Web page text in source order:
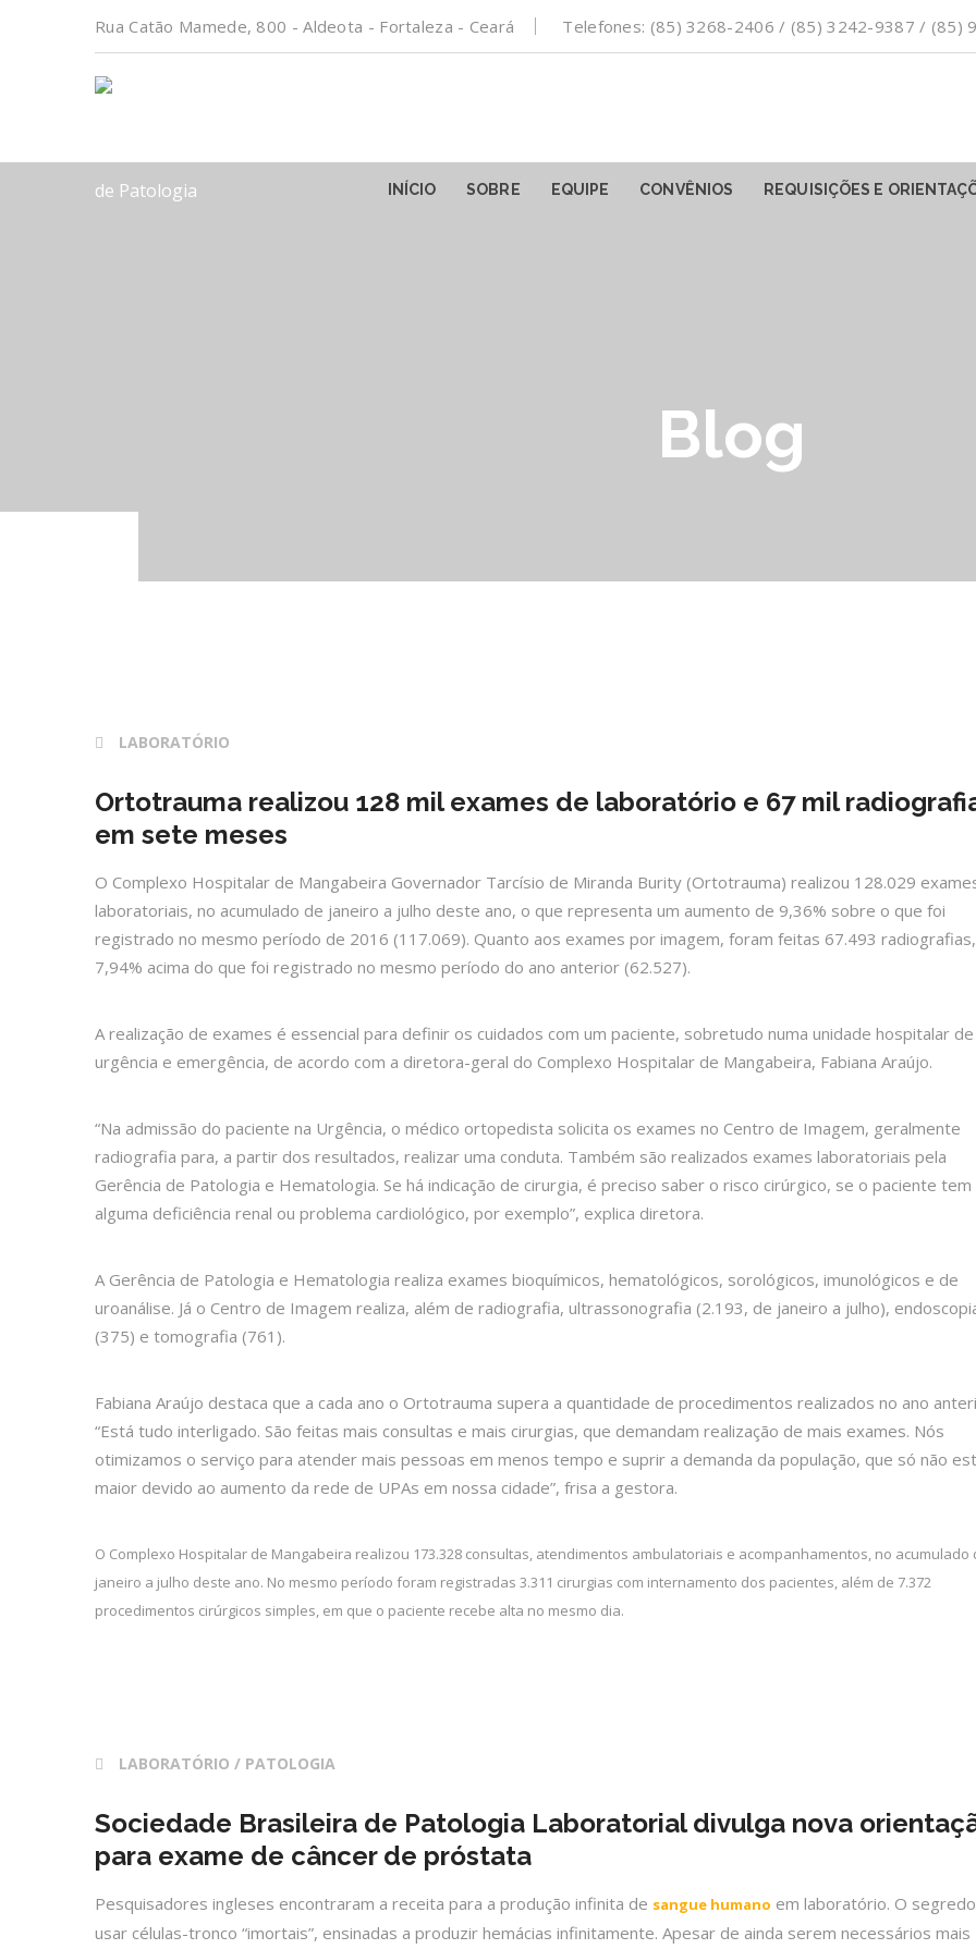
Rua Catão Mamede, 800 - Aldeota - Fortaleza - Ceará Telefones: (85) 3268-2406 / (85) 3242-9387 / (85)
INÍCIO SOBRE EQUIPE CONVÊNIOS REQUISIÇÕES E
Blog
LABORATÓRIO
Ortotrauma realizou 128 mil exames de laboratório e 67 mil
em sete meses
O Complexo Hospitalar de Mangabeira Governador Tarcísio de Miranda Burity (Ortotrauma) realizou 128.029
laboratoriais, no acumulado de janeiro a julho deste ano, o que representa um aumento de 9,36% sobre o que foi
registrado no mesmo período de 2016 (117.069). Quanto aos exames por imagem, foram feitas 67.493 radiografias,
7,94% acima do que foi registrado no mesmo período do ano anterior (62.527).
A realização de exames é essencial para definir os cuidados com um paciente, sobretudo numa unidade hospitalar de
urgência e emergência, de acordo com a diretora-geral do Complexo Hospitalar de Mangabeira, Fabiana Araújo.
“Na admissão do paciente na Urgência, o médico ortopedista solicita os exames no Centro de Imagem, geralmente
radiografia para, a partir dos resultados, realizar uma conduta. Também são realizados exames laboratoriais pela
Gerência de Patologia e Hematologia. Se há indicação de cirurgia, é preciso saber o risco cirúrgico, se o paciente tem
alguma deficiência renal ou problema cardiológico, por exemplo”, explica diretora.
A Gerência de Patologia e Hematologia realiza exames bioquímicos, hematológicos, sorológicos, imunológicos e de
uroanálise. Já o Centro de Imagem realiza, além de radiografia, ultrassonografia (2.193, de janeiro a julho),
(375) e tomografia (761).
Fabiana Araújo destaca que a cada ano o Ortotrauma supera a quantidade de procedimentos realizados no ano
“Está tudo interligado. São feitas mais consultas e mais cirurgias, que demandam realização de mais exames. Nós
otimizamos o serviço para atender mais pessoas em menos tempo e suprir a demanda da população, que só não
maior devido ao aumento da rede de UPAs em nossa cidade”, frisa a gestora.
O Complexo Hospitalar de Mangabeira realizou 173.328 consultas, atendimentos ambulatoriais e acompanhamentos, no acumulado
janeiro a julho deste ano. No mesmo período foram registradas 3.311 cirurgias com internamento dos pacientes, além de 7.372
procedimentos cirúrgicos simples, em que o paciente recebe alta no mesmo dia.
LABORATÓRIO / PATOLOGIA
Sociedade Brasileira de Patologia Laboratorial divulga nova
para exame de câncer de próstata
Pesquisadores ingleses encontraram a receita para a produção infinita de sangue humano em laboratório. O
usar células-tronco “imortais”, ensinadas a produzir hemácias infinitamente. Apesar de ainda serem necessários mais